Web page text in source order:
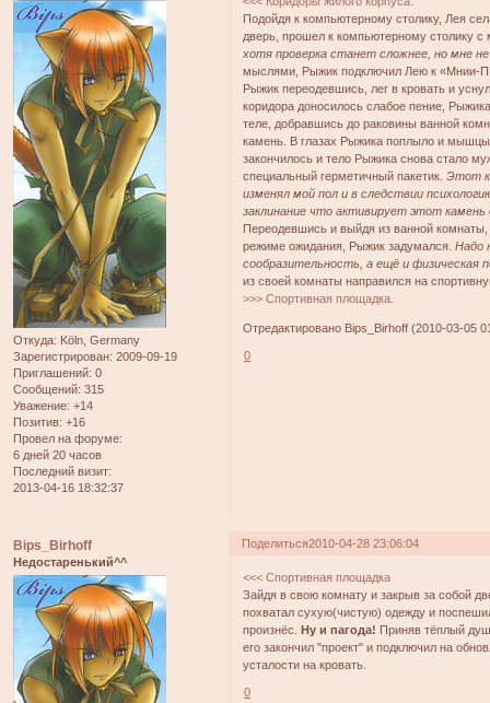
Откуда: Köln, Germany
Зарегистрирован: 2009-09-19
Приглашений: 0
Сообщений: 315
Уважение: +14
Позитив: +16
Провел на форуме:
6 дней 20 часов
Последний визит:
2013-04-16 18:32:37
Подойдя к компьютерному столику, Лея
дверь, прошел к компьютерному столику
хотя проверка станет сложнее, но мне
мыслями, Рыжик подключил Лею к «Мнии-
Рыжик переодевшись, лег в кровать и
коридора доносилось слабое пение,
теле, добравшись до раковины ванной
камень. В глазах Рыжика поплыло и мышцы
закончилось и тело Рыжика снова стало
специальный герметичный пакетик.Этот
изменял мой пол и в следствии
заклинание что активирует этот
Переодевшись и выйдя из ванной
режиме ожидания, Рыжик задумался.Надо
сообразительность, а ещё и физическая
из своей комнаты направился на
>>> Спортивная площадка.
Отредактировано Bips_Birhoff (2010-03-05
0
Поделиться2010-04-28 23:06:04
Bips_Birhoff
Недостаренький^^
<<< Спортивная площадка
Зайдя в свою комнату и закрыв за собой
похватал сухую(чистую) одежду и
произнёс.Ну и пагода! Приняв тёплый
его закончил "проект" и подключил на
усталости на кровать.
0